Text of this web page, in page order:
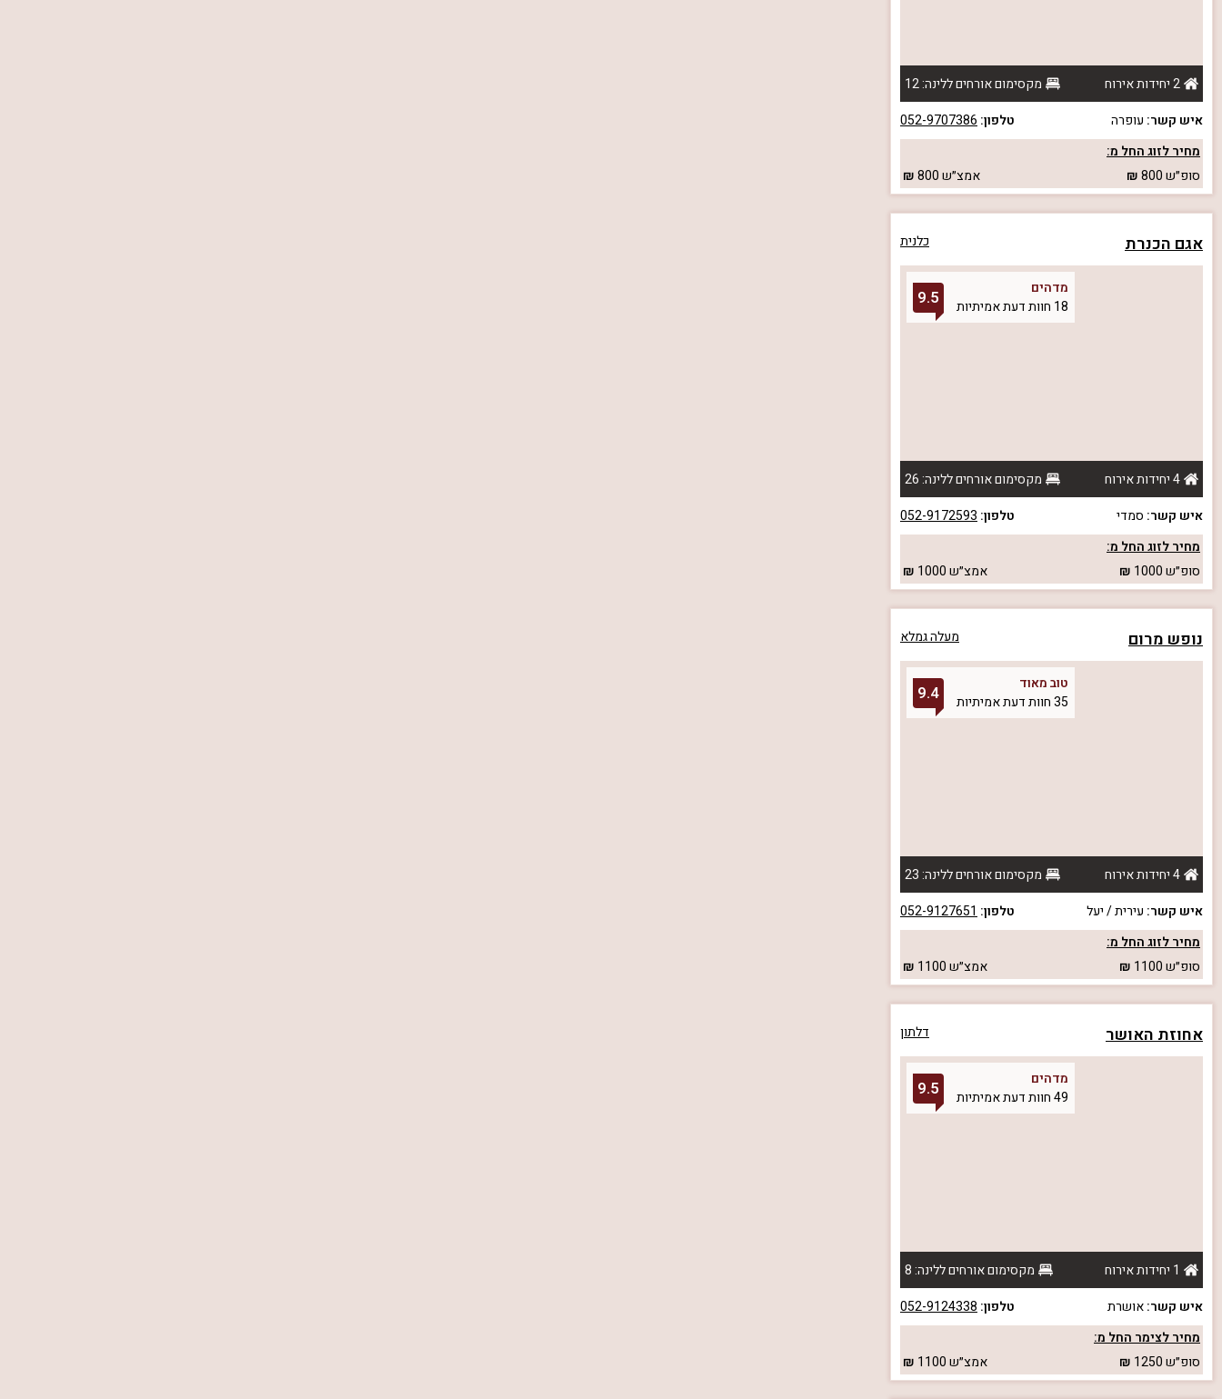
2 יחידות אירוח
מקסימום אורחים ללינה: 12
איש קשר: עופרה טלפון: 052-9707386
מחיר לזוג החל מ:
סופ״ש800 אמצ״ש800
אגם הכנרת כלנית
מדהים
18 חוות דעת אמיתיות
9.5
4 יחידות אירוח
מקסימום אורחים ללינה: 26
איש קשר: סמדי טלפון: 052-9172593
מחיר לזוג החל מ:
סופ״ש1000 אמצ״ש1000
נופש מרום מעלה גמלא
טוב מאוד
35 חוות דעת אמיתיות
9.4
4 יחידות אירוח
מקסימום אורחים ללינה: 23
איש קשר: עירית / יעל טלפון: 052-9127651
מחיר לזוג החל מ:
סופ״ש1100 אמצ״ש1100
אחוזת האושר דלתון
מדהים
49 חוות דעת אמיתיות
9.5
1 יחידות אירוח
מקסימום אורחים ללינה: 8
איש קשר:אושרת טלפון: 052-9124338
מחיר לצימר החל מ:
סופ״ש1250 אמצ״ש1100